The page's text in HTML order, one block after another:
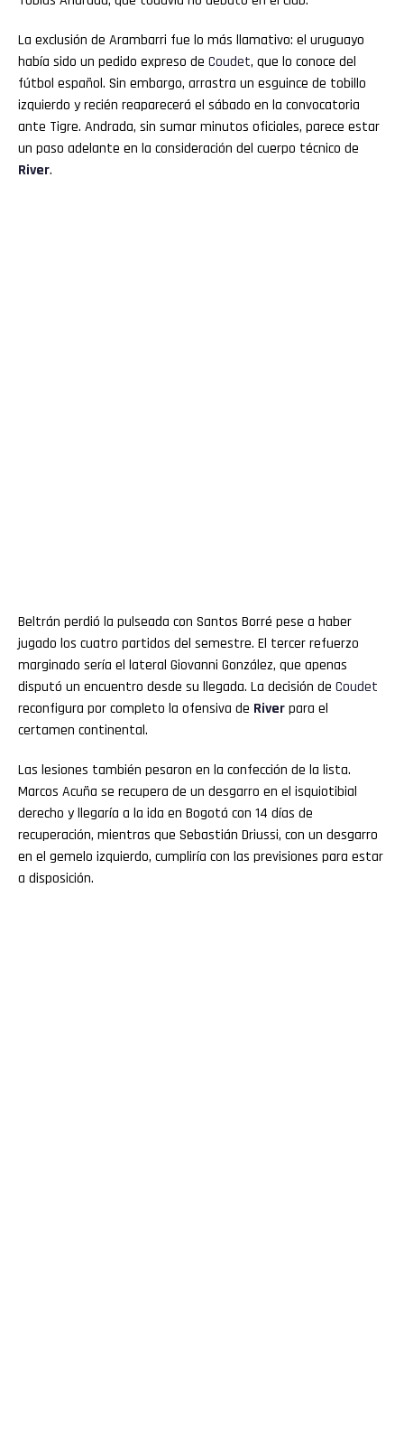
La exclusión de Arambarri fue lo más llamativo: el uruguayo
había sido un pedido expreso de Coudet, que lo conoce del
fútbol español. Sin embargo, arrastra un esguince de tobillo
izquierdo y recién reaparecerá el sábado en la convocatoria
ante Tigre. Andrada, sin sumar minutos oficiales, parece estar
un paso adelante en la consideración del cuerpo técnico de
River.
Beltrán perdió la pulseada con Santos Borré pese a haber
jugado los cuatro partidos del semestre. El tercer refuerzo
marginado sería el lateral Giovanni González, que apenas
disputó un encuentro desde su llegada. La decisión de Coudet
reconfigura por completo la ofensiva de Riverpara el
certamen continental.
Las lesiones también pesaron en la confección de la lista.
Marcos Acuña se recupera de un desgarro en el isquiotibial
derecho y llegaría a la ida en Bogotá con 14 días de
recuperación, mientras que Sebastián Driussi, con un desgarro
en el gemelo izquierdo, cumpliría con las previsiones para estar
a disposición.